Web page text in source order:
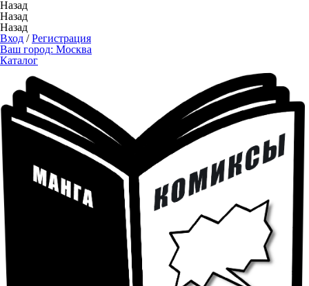
Назад
Назад
Назад
Вход /Регистрация
Ваш город: Москва
Каталог